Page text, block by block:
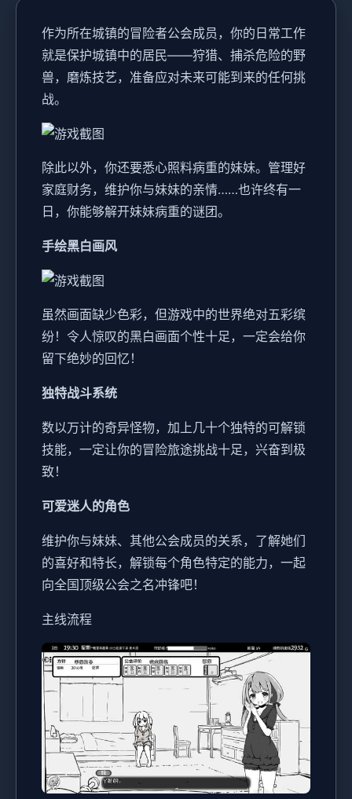
作为所在城镇的冒险者公会成员，你的日常工作
就是保护城镇中的居民——狩猎、捕杀危险的野
兽，磨炼技艺，准备应对未来可能到来的任何挑
战。
除此以外，你还要悉心照料病重的妹妹。管理好
家庭财务，维护你与妹妹的亲情……也许终有一
日，你能够解开妹妹病重的谜团。
手绘黑白画风
虽然画面缺少色彩，但游戏中的世界绝对五彩缤
纷！令人惊叹的黑白画面个性十足，一定会给你
留下绝妙的回忆！
独特战斗系统
数以万计的奇异怪物，加上几十个独特的可解锁
技能，一定让你的冒险旅途挑战十足，兴奋到极
致！
可爱迷人的角色
维护你与妹妹、其他公会成员的关系，了解她们
的喜好和特长，解锁每个角色特定的能力，一起
向全国顶级公会之名冲锋吧！
主线流程